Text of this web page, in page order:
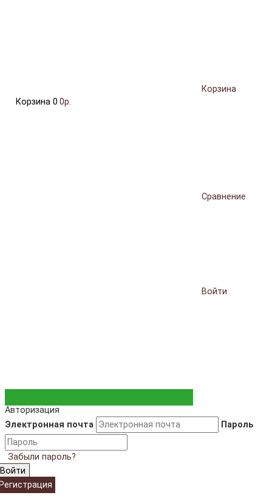
Корзина
Корзина 0 0р.
Сравнение
Войти
Авторизация
Электронная почта
Пароль
Забыли пароль?
Войти